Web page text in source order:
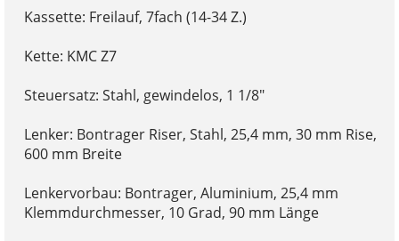
Kassette: Freilauf, 7fach (14-34 Z.)
Kette: KMC Z7
Steuersatz: Stahl, gewindelos, 1 1/8"
Lenker: Bontrager Riser, Stahl, 25,4 mm, 30 mm Rise,
600 mm Breite
Lenkervorbau: Bontrager, Aluminium, 25,4 mm
Klemmdurchmesser, 10 Grad, 90 mm Länge